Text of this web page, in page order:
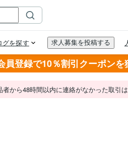
員登録で10％割引クーポンを
から48時間以内に連絡がなかった取引は